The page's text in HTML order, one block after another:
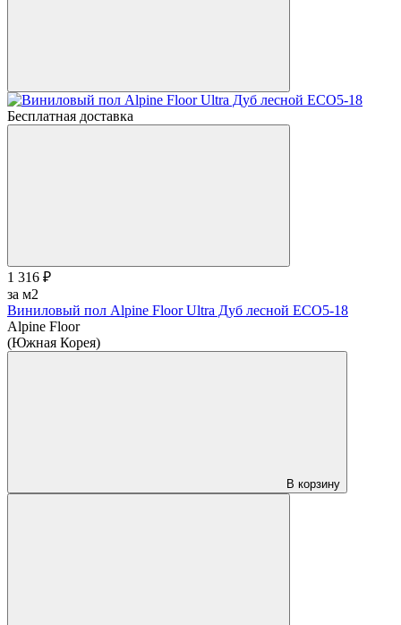
Бесплатная доставка
1 316 ₽
за м2
Виниловый пол Alpine Floor Ultra Дуб лесной ЕСО5-18
Alpine Floor
(Южная Корея)
В корзину